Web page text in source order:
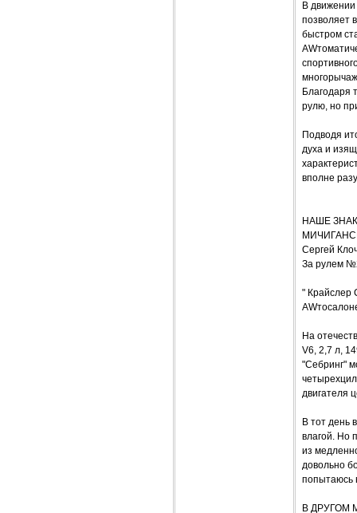
В
позволяет
быстром
Благодаря
рулю, но
Подводя
духа и
вполне
НАШЕ
Сергей
За рулем
" Крайслер
На
V6, 2,7 л,
"Себринг"
двигателя
В тот день
влагой. Но
из
довольно
попытаюсь
В ДРУГОМ